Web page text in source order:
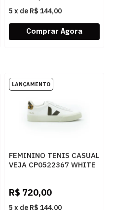
5 x de R$ 144,00
FEMININO TENIS CASUAL
VEJA CP0522367 WHITE
R$ 720,00
5 x de R$ 144,00